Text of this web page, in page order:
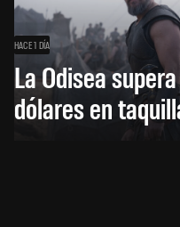
HACE 1 DÍA
La Odisea
dólares en